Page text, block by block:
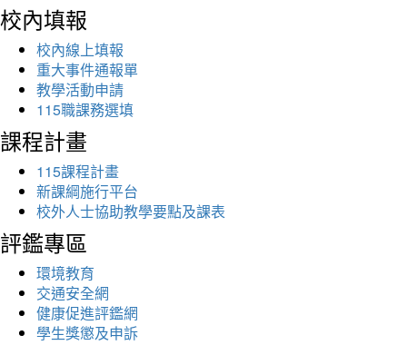
校內填報
校內線上填報
重大事件通報單
教學活動申請
115職課務選填
課程計畫
115課程計畫
新課綱施行平台
校外人士協助教學要點及課表
評鑑專區
環境教育
交通安全網
健康促進評鑑網
學生獎懲及申訴